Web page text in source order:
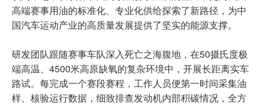
高端赛事用油的标准化、专业化供给探索了新路径，为中
国汽车运动产业的高质量发展提供了坚实的能源支撑。
研发团队跟随赛事车队深入死亡之海腹地，在50摄氏度极
端高温、4500米高原缺氧的复杂环境中，开展长距离实车
路试。每完成一个赛段赛程，工作人员便第一时间采集油
样、核验运行数据，细致排查发动机内部积碳情况，全方